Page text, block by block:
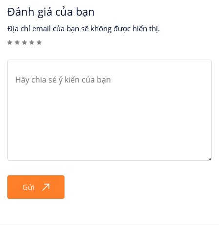
Đánh giá của bạn
Địa chỉ email của bạn sẽ không được hiển thị.
Gửi